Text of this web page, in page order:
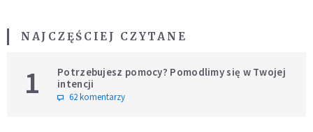
NAJCZĘŚCIEJ CZYTANE
1
Potrzebujesz pomocy? Pomodlimy się w Twojej
intencji
62 komentarzy